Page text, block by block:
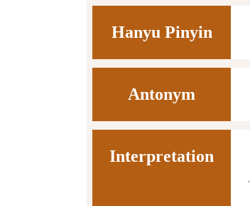
Hanyu Pinyin
Antonym
Interpretation